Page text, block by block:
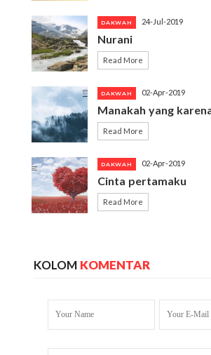
DAKWAH 24-Jul-2019
Nurani
Read More
DAKWAH 02-Apr-2019
Manakah yang
Read More
DAKWAH 02-Apr-2019
Cinta pertamaku
Read More
KOLOM KOMENTAR